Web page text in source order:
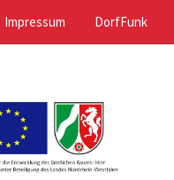
Impressum DorfFunk